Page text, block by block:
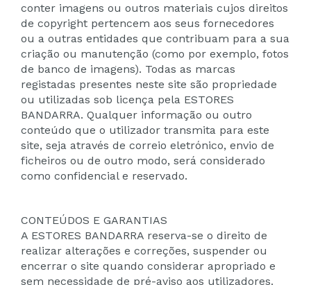
conter imagens ou outros materiais cujos direitos
de copyright pertencem aos seus fornecedores
ou a outras entidades que contribuam para a sua
criação ou manutenção (como por exemplo, fotos
de banco de imagens). Todas as marcas
registadas presentes neste site são propriedade
ou utilizadas sob licença pela ESTORES
BANDARRA. Qualquer informação ou outro
conteúdo que o utilizador transmita para este
site, seja através de correio eletrónico, envio de
ficheiros ou de outro modo, será considerado
como confidencial e reservado.
CONTEÚDOS E GARANTIAS
A ESTORES BANDARRA reserva-se o direito de
realizar alterações e correções, suspender ou
encerrar o site quando considerar apropriado e
sem necessidade de pré-aviso aos utilizadores.